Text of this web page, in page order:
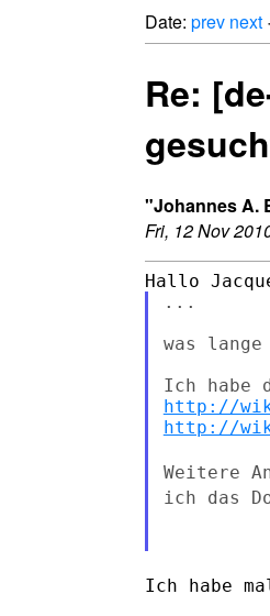
Date: prev next
Re:
"Johannes A.
Fri, 12 Nov
...
was
http://
http://
Weitere
ich das
Ich habe